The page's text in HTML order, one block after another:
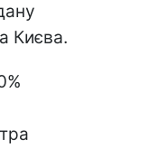
Києва.